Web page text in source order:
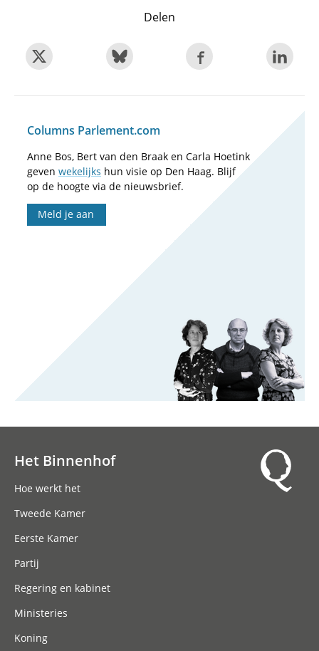
Delen
Columns Parlement.com
Anne Bos, Bert van den Braak en Carla Hoetink
geven wekelijks hun visie op Den Haag. Blijf
op de hoogte via de nieuwsbrief.
Meld je aan
Het Binnenhof
Hoe werkt het
Tweede Kamer
Eerste Kamer
Partij
Regering en kabinet
Ministeries
Koning